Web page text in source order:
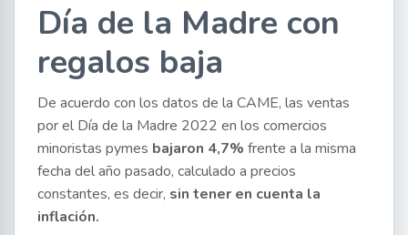
Día de la Madre con
regalos baja
De acuerdo con los datos de la CAME, las ventas
por el Día de la Madre 2022 en los comercios
minoristas pymes bajaron 4,7% frente a la misma
fecha del año pasado, calculado a precios
constantes, es decir, sin tener en cuenta la
inflación.